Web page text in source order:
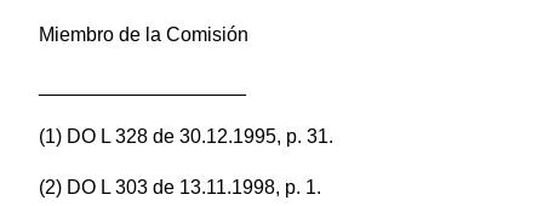
Miembro de la Comisión
(1) DO L 328 de 30.12.1995, p. 31.
(2) DO L 303 de 13.11.1998, p. 1.